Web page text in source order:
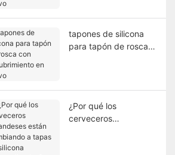
tapones de silicona
para tapón de rosca
¿Por qué los
cerveceros